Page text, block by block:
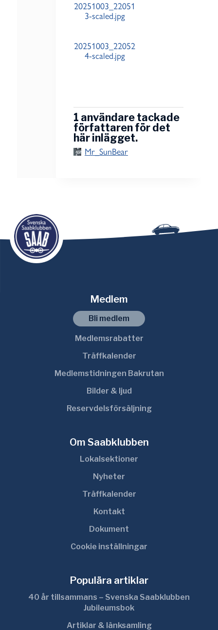
20251003_22051
3-scaled.jpg
20251003_22052
4-scaled.jpg
1 användare tackade
författaren för det
här inlägget.
Mr_SunBear
Medlem
Bli medlem
Medlemsrabatter
Träffkalender
Medlemstidningen Bakrutan
Bilder & ljud
Reservdelsförsäljning
Om Saabklubben
Lokalsektioner
Nyheter
Träffkalender
Kontakt
Dokument
Cookie inställningar
Populära artiklar
40 år tillsammans – Svenska Saabklubben
Jubileumsbok
Artiklar & länksamling